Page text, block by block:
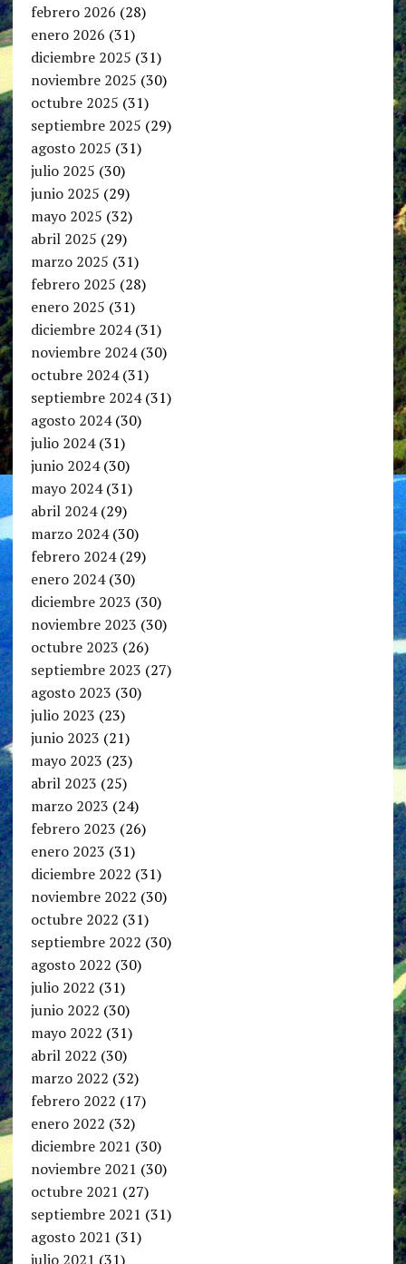
febrero 2026 (28)
enero 2026 (31)
diciembre 2025 (31)
noviembre 2025 (30)
octubre 2025 (31)
septiembre 2025 (29)
agosto 2025 (31)
julio 2025 (30)
junio 2025 (29)
mayo 2025 (32)
abril 2025 (29)
marzo 2025 (31)
febrero 2025 (28)
enero 2025 (31)
diciembre 2024(31)
noviembre 2024(30)
octubre 2024(31)
septiembre 2024(31)
agosto 2024(30)
julio 2024(31)
junio 2024(30)
mayo 2024(31)
abril 2024(29)
marzo 2024(30)
febrero 2024(29)
enero 2024(30)
diciembre 2023 (30)
noviembre 2023 (30)
octubre 2023 (26)
septiembre 2023 (27)
agosto 2023 (30)
julio 2023 (23)
junio 2023 (21)
mayo 2023 (23)
abril 2023 (25)
marzo 2023 (24)
febrero 2023 (26)
enero 2023 (31)
diciembre 2022 (31)
noviembre 2022 (30)
octubre 2022 (31)
septiembre 2022 (30)
agosto 2022 (30)
julio 2022 (31)
junio 2022 (30)
mayo 2022 (31)
abril 2022 (30)
marzo 2022 (32)
febrero 2022 (17)
enero 2022 (32)
diciembre 2021 (30)
noviembre 2021 (30)
octubre 2021 (27)
septiembre 2021 (31)
agosto 2021 (31)
julio 2021 (31)